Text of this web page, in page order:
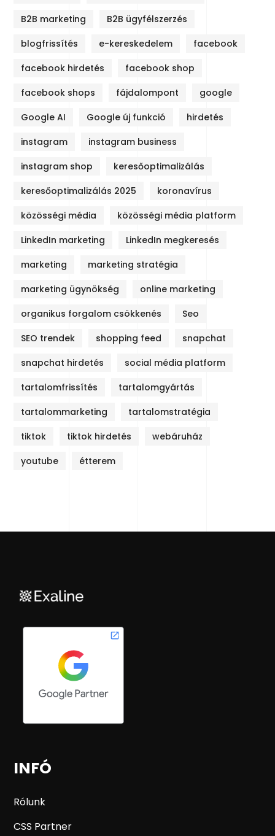
B2B marketing
B2B ügyfélszerzés
blogfrissítés
e-kereskedelem
facebook
facebook hirdetés
facebook shop
facebook shops
fájdalompont
google
Google AI
Google új funkció
hirdetés
instagram
instagram business
instagram shop
keresőoptimalizálás
keresőoptimalizálás 2025
koronavírus
közösségi média
közösségi média platform
LinkedIn marketing
LinkedIn megkeresés
marketing
marketing stratégia
marketing ügynökség
online marketing
organikus forgalom csökkenés
Seo
SEO trendek
shopping feed
snapchat
snapchat hirdetés
social média platform
tartalomfrissítés
tartalomgyártás
tartalommarketing
tartalomstratégia
tiktok
tiktok hirdetés
webáruház
youtube
étterem
INFÓ
Rólunk
CSS Partner